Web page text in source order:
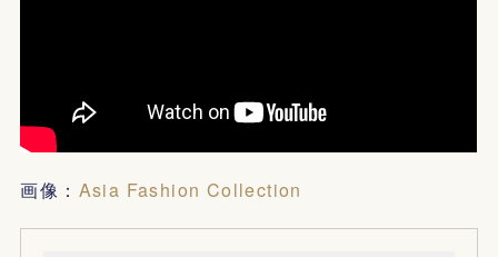
画像： Asia Fashion Collection